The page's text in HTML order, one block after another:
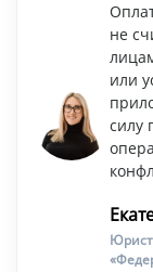
не
или
силу
Юрист